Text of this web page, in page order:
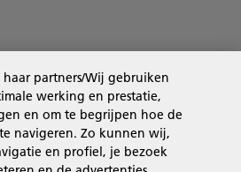
haar partners/Wij gebruiken
werking en prestatie,
en om te begrijpen hoe de
navigeren. Zo kunnen wij,
en profiel, je bezoek